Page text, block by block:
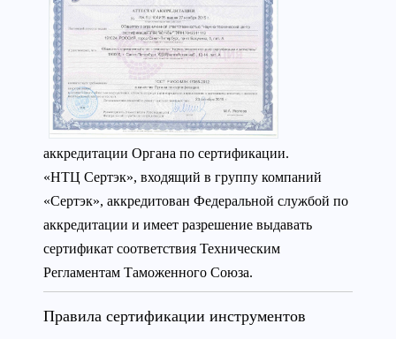
аккредитации Органа по сертификации.
«НТЦ Сертэк», входящий в группу компаний
«Сертэк», аккредитован Федеральной службой по
аккредитации и имеет разрешение выдавать
сертификат соответствия Техническим
Регламентам Таможенного Союза.
Правила сертификации инструментов